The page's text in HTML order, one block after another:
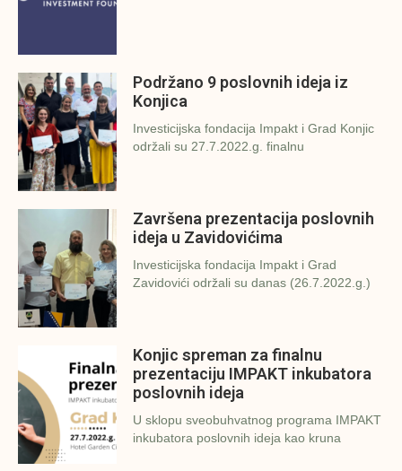
Podržano 9 poslovnih ideja iz
Konjica
Investicijska fondacija Impakt i Grad Konjic
održali su 27.7.2022.g. finalnu
Završena prezentacija poslovnih
ideja u Zavidovićima
Investicijska fondacija Impakt i Grad
Zavidovići održali su danas (26.7.2022.g.)
Konjic spreman za finalnu
prezentaciju IMPAKT inkubatora
poslovnih ideja
U sklopu sveobuhvatnog programa IMPAKT
inkubatora poslovnih ideja kao kruna